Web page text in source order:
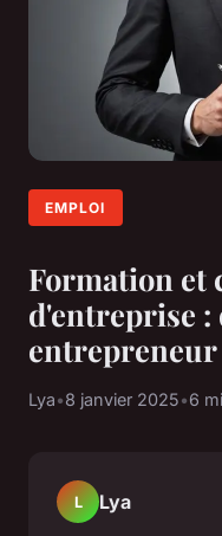
EMPLOI
Formation et
d'entreprise :
Lya•8 janvier 2025•6
L Lya